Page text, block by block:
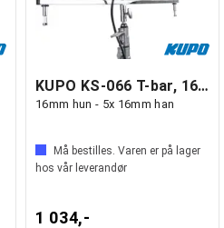
KUPO KS-066 T-bar, 16mm baby spigot
16mm hun - 5x 16mm han
Må bestilles. Varen er på lager
hos vår leverandør
1 034,-